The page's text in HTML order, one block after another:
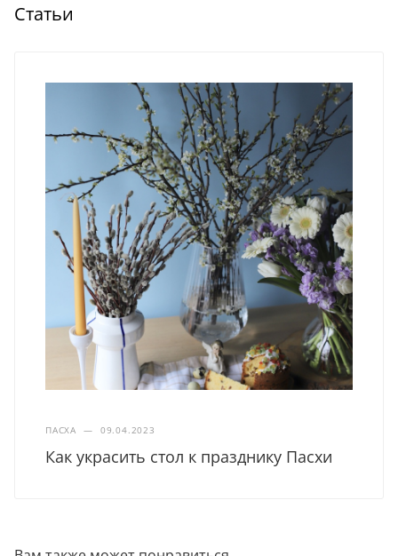
Статьи
ПАСХА — 09.04.2023
Как украсить стол к празднику Пасхи